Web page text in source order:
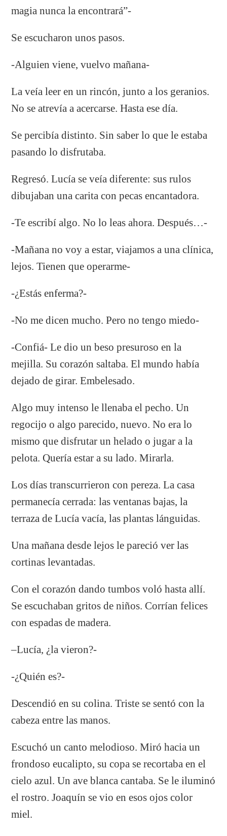
magia nunca la encontrará”-
Se escucharon unos pasos.
-Alguien viene, vuelvo mañana-
La veía leer en un rincón, junto a los geranios.
No se atrevía a acercarse. Hasta ese día.
Se percibía distinto. Sin saber lo que le estaba
pasando lo disfrutaba.
Regresó. Lucía se veía diferente: sus rulos
dibujaban una carita con pecas encantadora.
-Te escribí algo. No lo leas ahora. Después…-
-Mañana no voy a estar, viajamos a una clínica,
lejos. Tienen que operarme-
-¿Estás enferma?-
-No me dicen mucho. Pero no tengo miedo-
-Confiá- Le dio un beso presuroso en la
mejilla. Su corazón saltaba. El mundo había
dejado de girar. Embelesado.
Algo muy intenso le llenaba el pecho. Un
regocijo o algo parecido, nuevo. No era lo
mismo que disfrutar un helado o jugar a la
pelota. Quería estar a su lado. Mirarla.
Los días transcurrieron con pereza. La casa
permanecía cerrada: las ventanas bajas, la
terraza de Lucía vacía, las plantas lánguidas.
Una mañana desde lejos le pareció ver las
cortinas levantadas.
Con el corazón dando tumbos voló hasta allí.
Se escuchaban gritos de niños. Corrían felices
con espadas de madera.
–Lucía, ¿la vieron?-
-¿Quién es?-
Descendió en su colina. Triste se sentó con la
cabeza entre las manos.
Escuchó un canto melodioso. Miró hacia un
frondoso eucalipto, su copa se recortaba en el
cielo azul. Un ave blanca cantaba. Se le iluminó
el rostro. Joaquín se vio en esos ojos color
miel.